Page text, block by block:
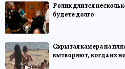
Ролик длится
будете долго
Скрытая камера на
вытворяют, когда их